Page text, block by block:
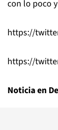
con lo poco
https://
https://
Noticia en